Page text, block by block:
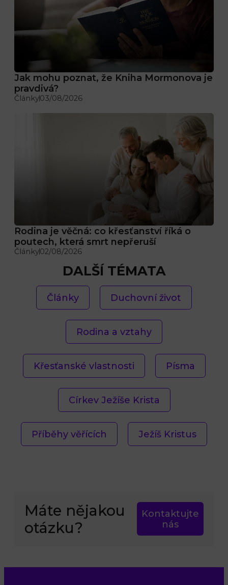
Jak mohu poznat, že Kniha Mormonova je
pravdivá?
Články03/08/2026
Rodina je věčná: co křesťanství říká o
poutech, která smrt nepřeruší
Články02/08/2026
DALŠÍ TÉMATA
Články Duchovní život
Rodina a vztahy
Křesťanské vlastnosti Písma
Církev Ježíše Krista
Příběhy věřících Ježíš Kristus
Máte nějakou
otázku?
Kontaktujte
nás